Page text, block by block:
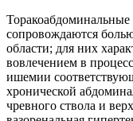
сопровождаются
области; для них
вовлечением в
ишемии
хронической
чревного ствола и